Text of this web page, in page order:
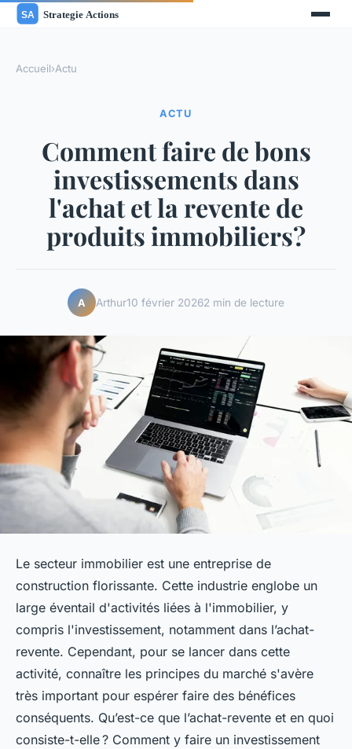
Accueil›Actu
ACTU
Comment faire de bons
investissements dans
l'achat et la revente de
produits immobiliers?
A Arthur10 février 20262 min de lecture
Le secteur immobilier est une entreprise de
construction florissante. Cette industrie englobe un
large éventail d'activités liées à l'immobilier, y
compris l'investissement, notamment dans l’achat-
revente. Cependant, pour se lancer dans cette
activité, connaître les principes du marché s'avère
très important pour espérer faire des bénéfices
conséquents. Qu’est-ce que l’achat-revente et en quoi
consiste-t-elle ? Comment y faire un investissement